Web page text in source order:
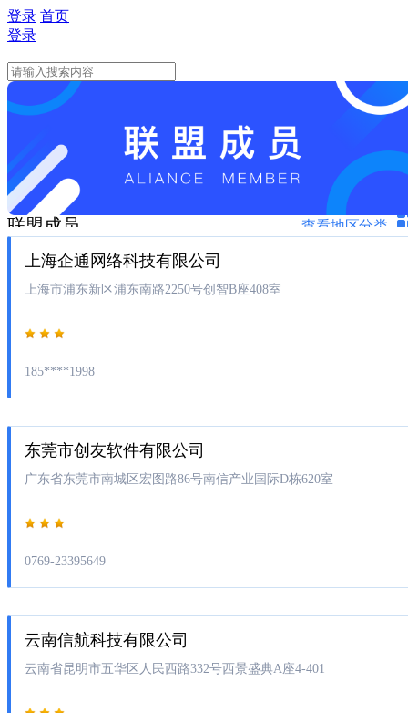
登录 首页
登录
联盟成员 查看地区分类
上海企通网络科技有限公司
上海市浦东新区浦东南路2250号创智B座408室
185****1998
东莞市创友软件有限公司
广东省东莞市南城区宏图路86号南信产业国际D栋620室
0769-23395649
云南信航科技有限公司
云南省昆明市五华区人民西路332号西景盛典A座4-401